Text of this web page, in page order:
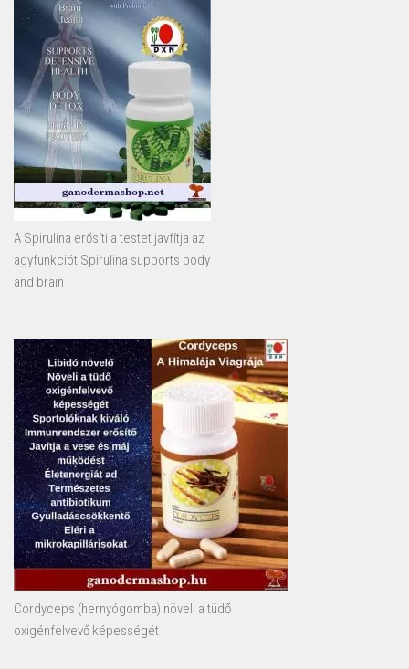
A Spirulina erősíti a testet javfítja az
agyfunkciót Spirulina supports body
and brain
Cordyceps (hernyógomba) növeli a tüdő
oxigénfelvevő képességét